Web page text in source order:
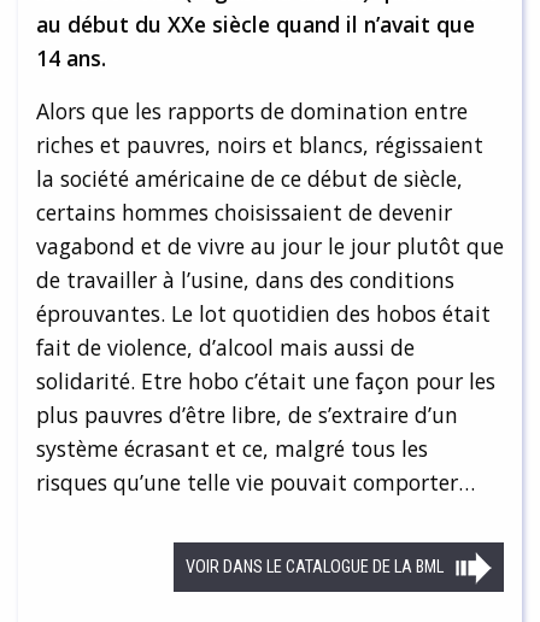
au début du XXe siècle quand il n’avait que
14 ans.
Alors que les rapports de domination entre
riches et pauvres, noirs et blancs, régissaient
la société américaine de ce début de siècle,
certains hommes choisissaient de devenir
vagabond et de vivre au jour le jour plutôt que
de travailler à l’usine, dans des conditions
éprouvantes. Le lot quotidien des hobos était
fait de violence, d’alcool mais aussi de
solidarité. Etre hobo c’était une façon pour les
plus pauvres d’être libre, de s’extraire d’un
système écrasant et ce, malgré tous les
risques qu’une telle vie pouvait comporter…
VOIR DANS LE CATALOGUE DE LA BML